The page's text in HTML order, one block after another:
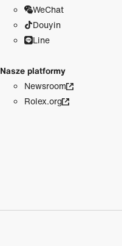
WeChat
Douyin
Line
Nasze platformy
Newsroom
Rolex.org